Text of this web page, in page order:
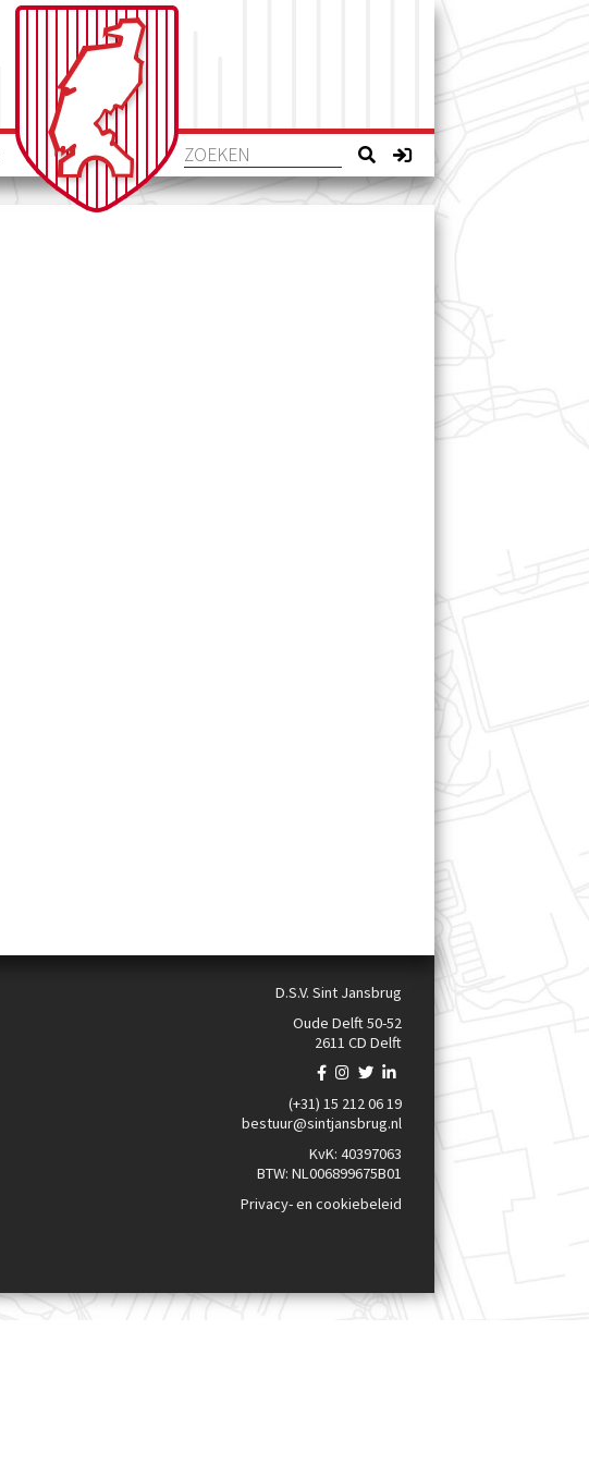
D.S.V. Sint Jansbrug
Oude Delft 50-52
2611 CD Delft
(+31) 15 212 06 19
bestuur@sintjansbrug.nl
KvK: 40397063
BTW: NL006899675B01
Privacy- en cookiebeleid